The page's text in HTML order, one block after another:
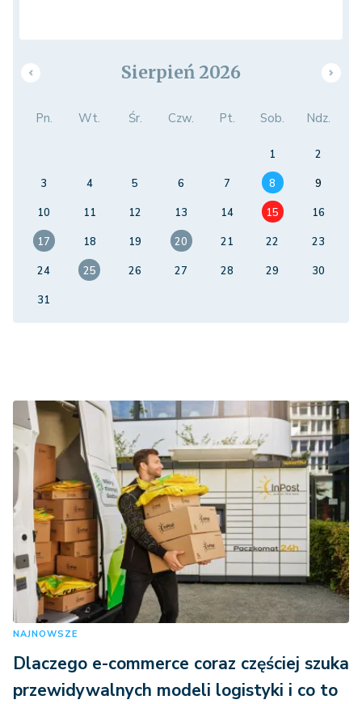
Sierpień 2026
Pn. Wt. Śr. Czw. Pt. Sob. Ndz.
1
2
3
4 5 6 7 8
9
10
11 12 13 14 15
16
17
18 19 20 21 22
23
24
25 26 27 28 29
30
31
NAJNOWSZE
Dlaczego e-commerce coraz częściej szuka
przewidywalnych modeli logistyki i co to